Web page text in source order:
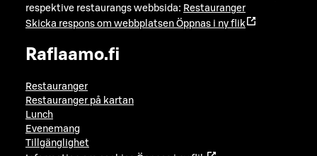
respektive restaurangs webbsida: Restauranger
Skicka respons om webbplatsen Öppnas i ny flik
Raflaamo.fi
Restauranger
Restauranger på kartan
Lunch
Evenemang
Tillgänglighet